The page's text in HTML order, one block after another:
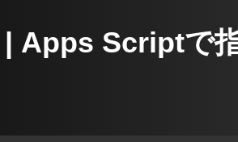
Apps Scriptで